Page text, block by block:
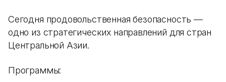
Сегодня продовольственная безопасность —
одно из стратегических направлений для стран
Центральной Азии.
Программы: